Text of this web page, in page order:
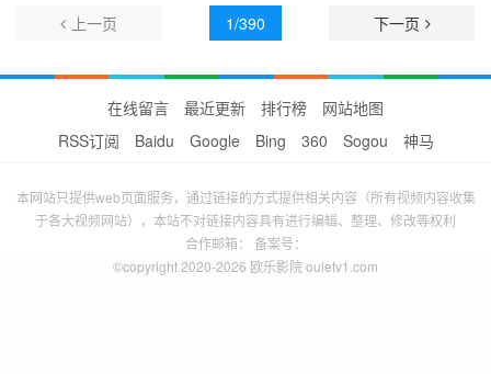
斯·冈萨雷斯 Inny Clemons 达什·米霍克
约瑟夫·克罗斯 卡拉·杰德·迈尔斯 Owa
上一页 1/390 下一页
在线留言 最近更新 排行榜
网站地图
RSS订阅
Baidu Google Bing 360 Sogou 神马
本网站只提供web页面服务，通过链接的方式提供相关内容（所有视频内容收集
于各大视频网站），本站不对链接内容具有进行编辑、整理、修改等权利
合作邮箱： 备案号：
©copyright 2020-2026 欧乐影院 ouletv1.com